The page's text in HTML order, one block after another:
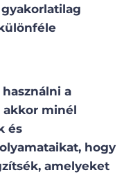
a
akkor minél
és
hogy
amelyeket